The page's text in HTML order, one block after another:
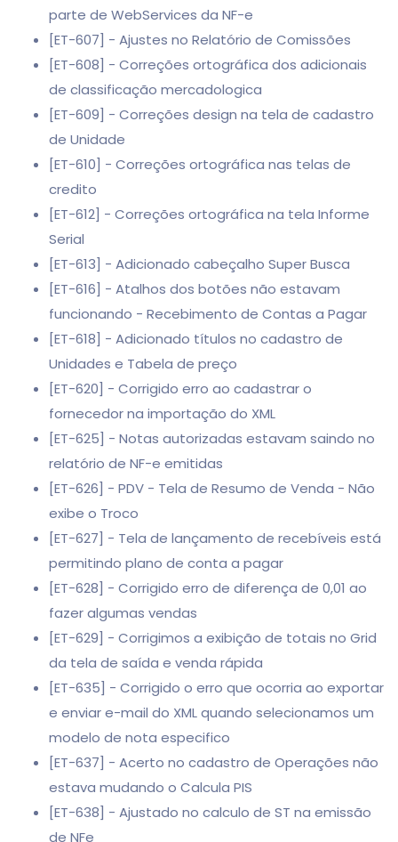
parte de WebServices da NF-e
[ET-607] - Ajustes no Relatório de Comissões
[ET-608] - Correções ortográfica dos adicionais
de classificação mercadologica
[ET-609] - Correções design na tela de cadastro
de Unidade
[ET-610] - Correções ortográfica nas telas de
credito
[ET-612] - Correções ortográfica na tela Informe
Serial
[ET-613] - Adicionado cabeçalho Super Busca
[ET-616] - Atalhos dos botões não estavam
funcionando - Recebimento de Contas a Pagar
[ET-618] - Adicionado títulos no cadastro de
Unidades e Tabela de preço
[ET-620] - Corrigido erro ao cadastrar o
fornecedor na importação do XML
[ET-625] - Notas autorizadas estavam saindo no
relatório de NF-e emitidas
[ET-626] - PDV - Tela de Resumo de Venda - Não
exibe o Troco
[ET-627] - Tela de lançamento de recebíveis está
permitindo plano de conta a pagar
[ET-628] - Corrigido erro de diferença de 0,01 ao
fazer algumas vendas
[ET-629] - Corrigimos a exibição de totais no Grid
da tela de saída e venda rápida
[ET-635] - Corrigido o erro que ocorria ao exportar
e enviar e-mail do XML quando selecionamos um
modelo de nota especifico
[ET-637] - Acerto no cadastro de Operações não
estava mudando o Calcula PIS
[ET-638] - Ajustado no calculo de ST na emissão
de NFe